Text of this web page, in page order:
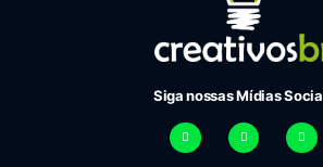
Siga nossas Mídias